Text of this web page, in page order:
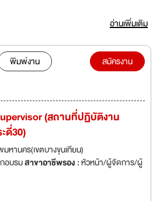
านที่มีความรู้ความสามารถ พร้อมที่จะพัฒนา และ
has become one of generic drug
by pharmaceutical industries both
T.P. Drug has worked with long
and quality of products which have
Mr. Kamon Tangamonsiri had founded
on Urupong Road until the
products with the brand of a hand
Tangamonsiri’s perseverance and
of experience, today T.P. Drug
has 2 manufacturing branches which
II, producing over 200 items and
อ่านเพิ่มเติม
พิมพ์งาน
สมัครงาน
(สถานที่ปฏิบัติงาน
ดี่30)
มหานคร(เขตบางขุนเทียน)
อบรมสาขาอาชีพรอง :หัวหน้า/ผู้จัดการ/ผู้